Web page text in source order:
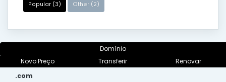
Popular (3) Other (2)
Domínio
Novo Preço
Transferir
Renovar
.com